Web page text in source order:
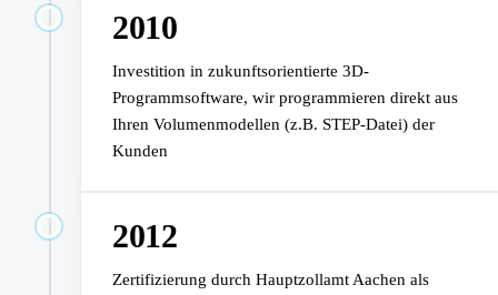
2010
Investition in zukunftsorientierte 3D-
Programmsoftware, wir programmieren direkt aus
Ihren Volumenmodellen (z.B. STEP-Datei) der
Kunden
2012
Zertifizierung durch Hauptzollamt Aachen als